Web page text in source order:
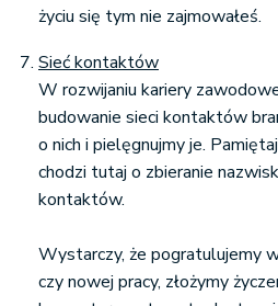
życiu się tym nie zajmowałeś.
Sieć kontaktów
W rozwijaniu kariery
budowanie sieci kontaktów
o nich i pielęgnujmy je.
chodzi tutaj o zbieranie
kontaktów.
Wystarczy, że pogratulujemy
czy nowej pracy, złożymy